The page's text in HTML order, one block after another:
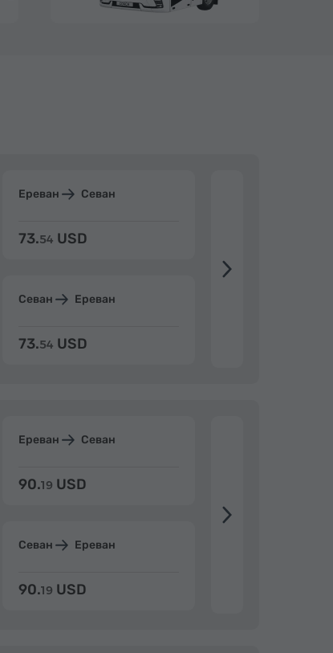
Ереван Севан
73.54 USD
Севан Ереван
73.54 USD
Ереван Севан
90.19 USD
Севан Ереван
90.19 USD